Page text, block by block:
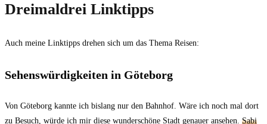
Dreimaldrei Linktipps
Auch meine Linktipps drehen sich um das Thema Reisen:
Sehenswürdigkeiten in Göteborg
Von Göteborg kannte ich bislang nur den Bahnhof. Wäre ich noch mal dort
zu Besuch, würde ich mir diese wunderschöne Stadt genauer ansehen. Sabi